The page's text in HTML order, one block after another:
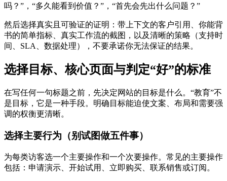
吗？”，“多久能看到价值？”，“首先会先出什么问题？”
然后选择真实且可验证的证明：带上下文的客户引用、你能背
书的简单指标、真实工作流的截图，以及清晰的策略（支持时
间、SLA、数据处理），不要承诺你无法保证的结果。
选择目标、核心页面与判定“好”的标准
在写任何一句标题之前，先决定网站的目标是什么。“教育”不
是目标，它是一种手段。明确目标能迫使文案、布局和需要强
调的权衡更清晰。
选择主要行为（别试图做五件事）
为每类访客选一个主要操作和一个次要操作。常见的主要操作
包括：申请演示、开始试用、立即购买、联系销售或订阅。